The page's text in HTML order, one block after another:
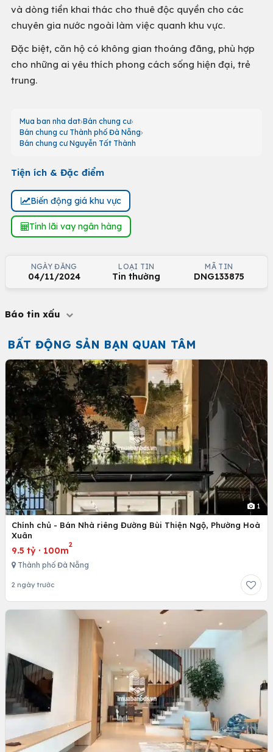
và dòng tiền khai thác cho thuê độc quyền cho các
chuyên gia nước ngoài làm việc quanh khu vực.
Đặc biệt, căn hộ có không gian thoáng đãng, phù hợp
cho những ai yêu thích phong cách sống hiện đại, trẻ
trung.
Mua ban nha dat Bán chung cư
Bán chung cư Thành phố Đà Nẵng
Bán chung cư Nguyễn Tất Thành
Tiện ích & Đặc điểm
Biến động giá khu vực
Tính lãi vay ngân hàng
NGÀY ĐĂNG
04/11/2024
LOẠI TIN
Tin thường
MÃ TIN
DNG133875
Báo tin xấu
BẤT ĐỘNG SẢN BẠN QUAN TÂM
1
Chính chủ - Bán Nhà riêng Đường Bùi Thiện Ngộ, Phường Hoà
Xuân
9.5 tỷ · 100m
2
Thành phố Đà Nẵng
2 ngày trước